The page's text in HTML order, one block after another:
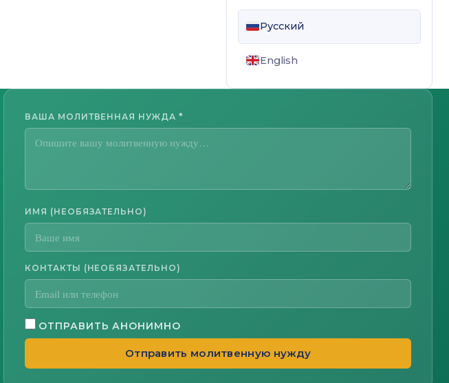
Русский
English
ВАША МОЛИТВЕННАЯ НУЖДА *
ИМЯ (НЕОБЯЗАТЕЛЬНО)
КОНТАКТЫ (НЕОБЯЗАТЕЛЬНО)
ОТПРАВИТЬ АНОНИМНО
Отправить молитвенную нужду